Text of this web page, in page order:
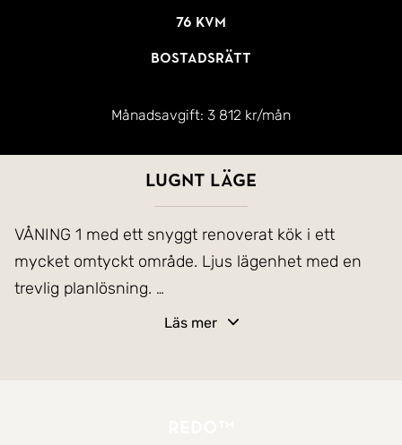
76 kvm
Bostadsrätt
Månadsavgift: 3 812 kr/mån
LUGNT LÄGE
VÅNING 1 med ett snyggt renoverat kök i ett
mycket omtyckt område. Ljus lägenhet med en
trevlig planlösning.
Läs mer